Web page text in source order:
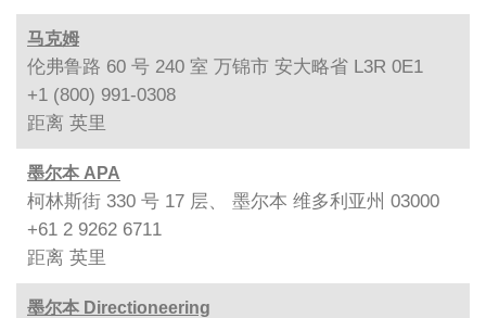
马克姆
伦弗鲁路 60 号 240 室 万锦市 安大略省 L3R 0E1
+1 (800) 991-0308
距离 英里
墨尔本 APA
柯林斯街 330 号 17 层、 墨尔本 维多利亚州 03000
+61 2 9262 6711
距离 英里
墨尔本 Directioneering